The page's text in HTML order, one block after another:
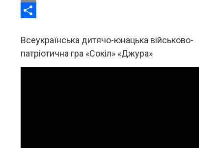
Email
Всеукраїнська дитячо-юнацька військово-
патріотична гра «Сокіл» «Джура»